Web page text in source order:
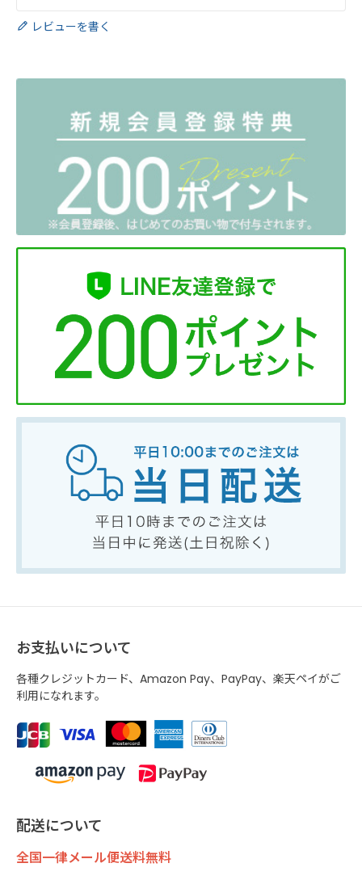
レビューを書く
お支払いについて
各種クレジットカード、Amazon Pay、PayPay、楽天ペイがご
利用になれます。
配送について
全国一律メール便送料無料